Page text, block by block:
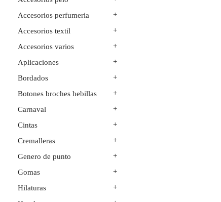
Accesorios perfumeria
+
Accesorios textil
+
Accesorios varios
+
Aplicaciones
+
Bordados
+
Botones broches hebillas
+
Carnaval
+
Cintas
+
Cremalleras
+
Genero de punto
+
Gomas
+
Hilaturas
+